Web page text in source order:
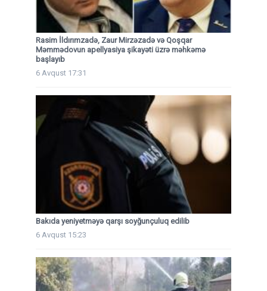
Rasim İldırımzadə, Zaur Mirzəzadə və Qoşqar
Məmmədovun apellyasiya şikayəti üzrə məhkəmə
başlayıb
6 Avqust 17:31
Bakıda yeniyetməyə qarşı soyğunçuluq edilib
6 Avqust 15:23